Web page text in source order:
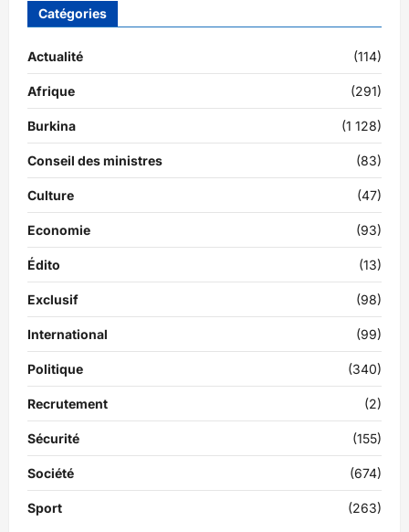
Catégories
Actualité (114)
Afrique (291)
Burkina (1 128)
Conseil des ministres (83)
Culture (47)
Economie (93)
Édito (13)
Exclusif (98)
International (99)
Politique (340)
Recrutement (2)
Sécurité (155)
Société (674)
Sport (263)